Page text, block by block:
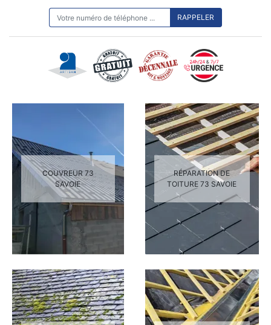
COUVREUR 73
SAVOIE
RÉPARATION DE
TOITURE 73 SAVOIE